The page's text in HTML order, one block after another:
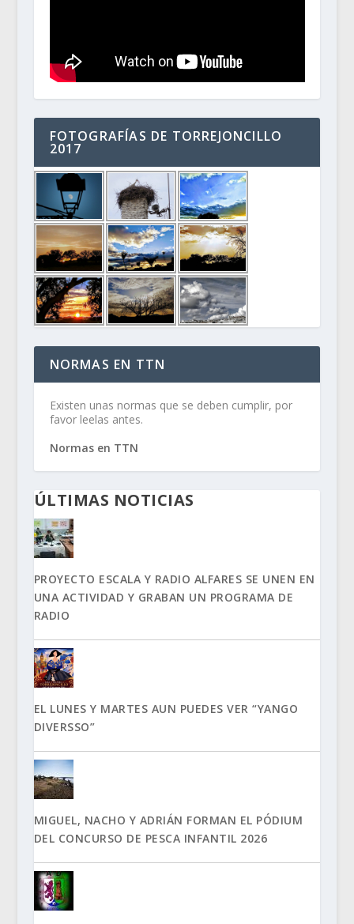
FOTOGRAFÍAS DE TORREJONCILLO
2017
NORMAS EN TTN
Existen unas normas que se deben cumplir, por
favor leelas antes.
Normas en TTN
ÚLTIMAS NOTICIAS
PROYECTO ESCALA Y RADIO ALFARES SE UNEN EN
UNA ACTIVIDAD Y GRABAN UN PROGRAMA DE
RADIO
EL LUNES Y MARTES AUN PUEDES VER “YANGO
DIVERSSO”
MIGUEL, NACHO Y ADRIÁN FORMAN EL PÓDIUM
DEL CONCURSO DE PESCA INFANTIL 2026